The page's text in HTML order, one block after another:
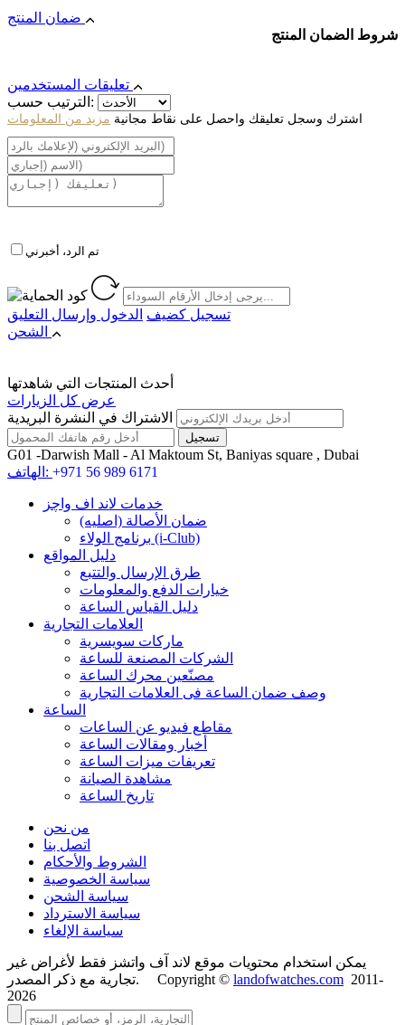
شروط الضمان المنتج
الترتيب حسب:
اشترك وسجل تعليقك واحصل على نقاط مجانية مزيد من المعلومات
تم الرد، أخبرني
تسجيل كضيف الدخول وإرسال التعليق
أحدث المنتجات التي شاهدتها
عرض كل الزيارات
الاشتراك في النشرة البريدية
G01 -Darwish Mall - Al Maktoum St, Baniyas square , Dubai
الهاتف: +971 56 989 6171
خدمات لاند اف واچز
ضمان الأصالة (اصلیه)
برنامج الولاء (i-Club)
دليل المواقع
طرق الإرسال والتتبع
خيارات الدفع والمعلومات
دليل القياس الساعة
العلامات التجارية
ماركات سويسرية
الشركات المصنعة للساعة
مصنّعين محرك الساعة
وصف ضمان الساعة فی العلامات التجارية
الساعة
مقاطع فيديو عن الساعات
أخبار ومقالات الساعة
تعريفات ميزات الساعة
مشاهدة الصيانة
تاريخ الساعة
من نحن
اتصل بنا
الشروط والأحكام
سياسة الخصوصية
سياسة الشحن
سياسة الاسترداد
سياسة الإلغاء
يمكن استخدام محتويات موقع لاند آف واتشز فقط لأغراض غير
تجارية مع ذكر المصدر. Copyright © landofwatches.com 2011-
2026